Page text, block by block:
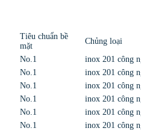
Tiêu chuẩn bề
mặt
Chủng loại
No.1
inox 201 công
No.1
inox 201 công
No.1
inox 201 công
No.1
inox 201 công
No.1
inox 201 công
No.1
inox 201 công